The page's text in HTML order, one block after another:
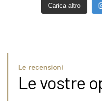
Carica altro
Le recensioni
Le vostre